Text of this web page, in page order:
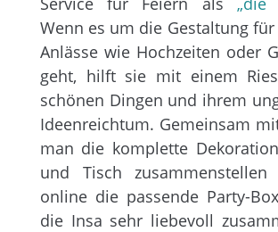
Wenn es um die Gestaltung
Anlässe wie Hochzeiten oder
geht, hilft sie mit einem
schönen Dingen und ihrem
Ideenreichtum. Gemeinsam
man die komplette
und Tisch
online die passende Party-
die Insa sehr liebevoll